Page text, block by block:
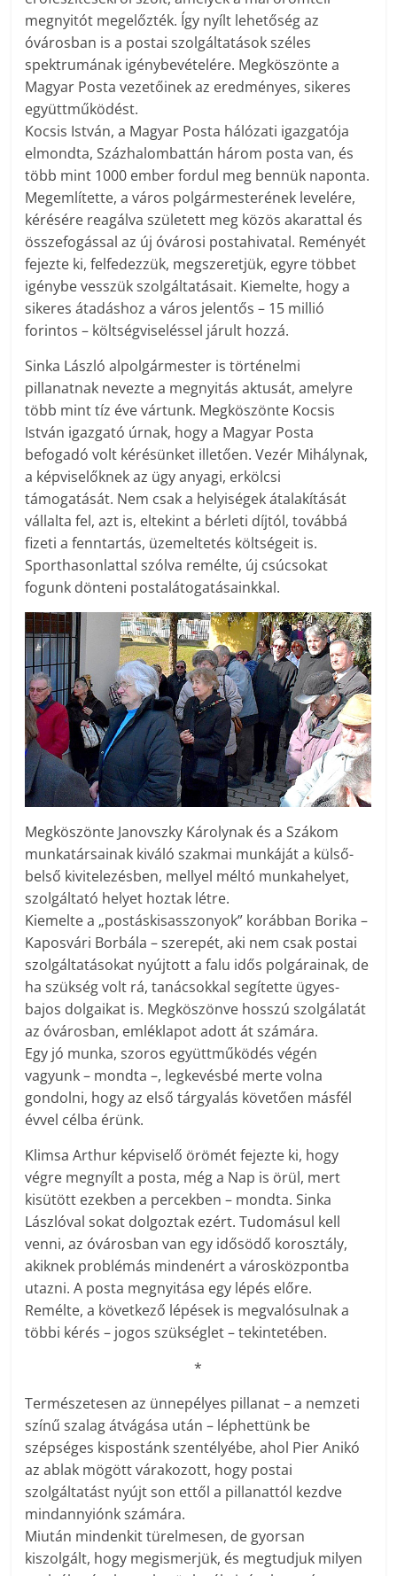
megnyitót megelőzték. Így nyílt lehetőség az
óvárosban is a postai szolgáltatások széles
spektrumának igénybevételére. Megköszönte a
Magyar Posta vezetőinek az eredményes, sikeres
együttműködést.
Kocsis István, a Magyar Posta hálózati igazgatója
elmondta, Százhalombattán három posta van, és
több mint 1000 ember fordul meg bennük naponta.
Megemlítette, a város polgármesterének levelére,
kérésére reagálva született meg közös akarattal és
összefogással az új óvárosi postahivatal. Reményét
fejezte ki, felfedezzük, megszeretjük, egyre többet
igénybe vesszük szolgáltatásait. Kiemelte, hogy a
sikeres átadáshoz a város jelentős – 15 millió
forintos – költségviseléssel járult hozzá.
Sinka László alpolgármester is történelmi
pillanatnak nevezte a megnyitás aktusát, amelyre
több mint tíz éve vártunk. Megköszönte Kocsis
István igazgató úrnak, hogy a Magyar Posta
befogadó volt kérésünket illetően. Vezér Mihálynak,
a képviselőknek az ügy anyagi, erkölcsi
támogatását. Nem csak a helyiségek átalakítását
vállalta fel, azt is, eltekint a bérleti díjtól, továbbá
fizeti a fenntartás, üzemeltetés költségeit is.
Sporthasonlattal szólva remélte, új csúcsokat
fogunk dönteni postalátogatásainkkal.
Megköszönte Janovszky Károlynak és a Szákom
munkatársainak kiváló szakmai munkáját a külső-
belső kivitelezésben, mellyel méltó munkahelyet,
szolgáltató helyet hoztak létre.
Kiemelte a „postáskisasszonyok” korábban Borika –
Kaposvári Borbála – szerepét, aki nem csak postai
szolgáltatásokat nyújtott a falu idős polgárainak, de
ha szükség volt rá, tanácsokkal segítette ügyes-
bajos dolgaikat is. Megköszönve hosszú szolgálatát
az óvárosban, emléklapot adott át számára.
Egy jó munka, szoros együttműködés végén
vagyunk – mondta –, legkevésbé merte volna
gondolni, hogy az első tárgyalás követően másfél
évvel célba érünk.
Klimsa Arthur képviselő örömét fejezte ki, hogy
végre megnyílt a posta, még a Nap is örül, mert
kisütött ezekben a percekben – mondta. Sinka
Lászlóval sokat dolgoztak ezért. Tudomásul kell
venni, az óvárosban van egy idősödő korosztály,
akiknek problémás mindenért a városközpontba
utazni. A posta megnyitása egy lépés előre.
Remélte, a következő lépések is megvalósulnak a
többi kérés – jogos szükséglet – tekintetében.
*
Természetesen az ünnepélyes pillanat – a nemzeti
színű szalag átvágása után – léphettünk be
szépséges kispostánk szentélyébe, ahol Pier Anikó
az ablak mögött várakozott, hogy postai
szolgáltatást nyújt son ettől a pillanattól kezdve
mindannyiónk számára.
Miután mindenkit türelmesen, de gyorsan
kiszolgált, hogy megismerjük, és megtudjuk milyen